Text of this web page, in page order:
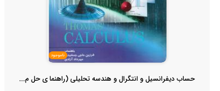
ناموجود
حساب دیفرانسیل و انتگرال و هندسه تحلیلی (راهنما ی حل م...